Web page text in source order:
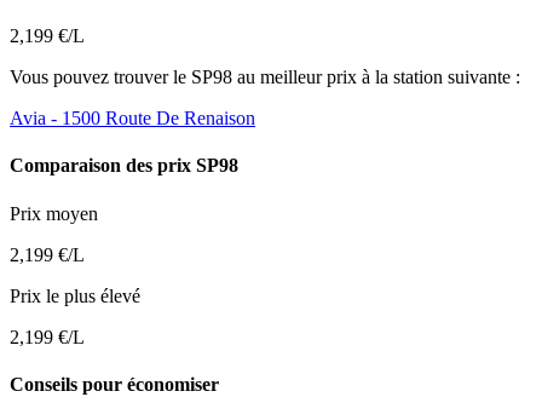
2,199 €/L
Vous pouvez trouver le SP98 au meilleur prix à la station suivante :
Avia - 1500 Route De Renaison
Comparaison des prix SP98
Prix moyen
2,199 €/L
Prix le plus élevé
2,199 €/L
Conseils pour économiser